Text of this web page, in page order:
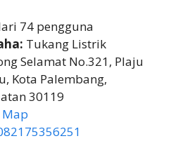
74 pengguna
Tukang Listrik
Selamat No.321, Plaju
Kota Palembang,
30119
Map